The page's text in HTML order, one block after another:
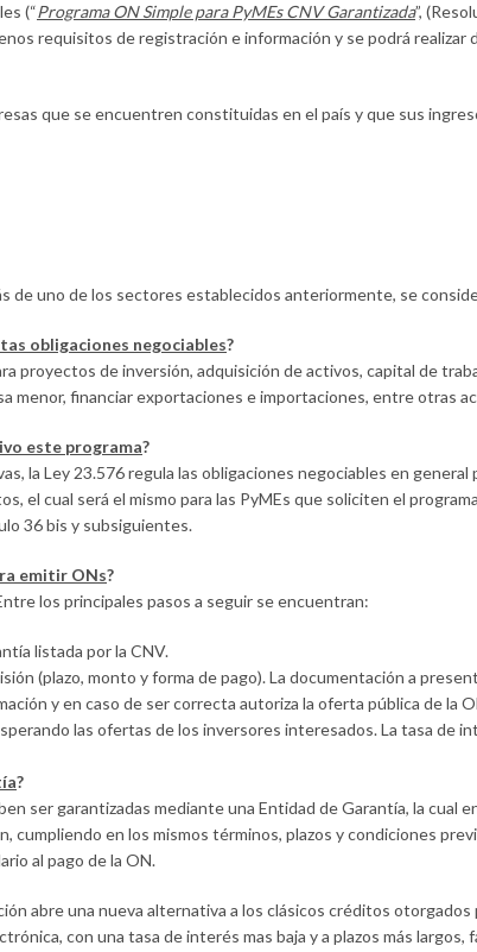
(“Programa ON Simple para PyMEs CNV Garantizada”,
requisitos de registración e información y se podrá realizar
que se encuentren constituidas en el país y que sus
de uno de los sectores establecidos anteriormente, se
obligaciones negociables?
proyectos de inversión, adquisición de activos, capital de
menor, financiar exportaciones e importaciones, entre otras
este programa?
la Ley 23.576 regula las obligaciones negociables en
el cual será el mismo para las PyMEs que soliciten el
36 bis y subsiguientes.
emitir ONs?
los principales pasos a seguir se encuentran:
listada por la CNV.
(plazo, monto y forma de pago). La documentación a
y en caso de ser correcta autoriza la oferta pública de la
las ofertas de los inversores interesados. La tasa de
?
ser garantizadas mediante una Entidad de Garantía, la
cumpliendo en los mismos términos, plazos y condiciones
al pago de la ON.
una nueva alternativa a los clásicos créditos otorgados
con una tasa de interés mas baja y a plazos más